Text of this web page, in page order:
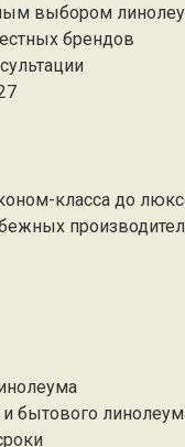
выбором
брендов
класса до
бытового